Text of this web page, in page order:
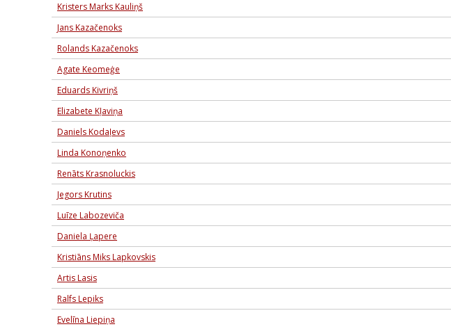
Kristers Marks Kauliņš
Jans Kazačenoks
Rolands Kazačenoks
Agate Keomeģe
Eduards Kivriņš
Elizabete Kļaviņa
Daniels Kodaļevs
Linda Konoņenko
Renāts Krasnoluckis
Jegors Krutins
Luīze Labozeviča
Daniela Ļapere
Kristiāns Miks Lapkovskis
Artis Lasis
Ralfs Lepiks
Evelīna Liepiņa